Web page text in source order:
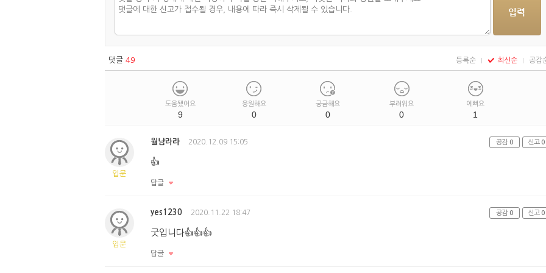
댓글 49 등록순 최신순 공감
도움됐어요
9
응원해요
0
궁금해요
0
부러워요
0
예뻐요
1
입문
월남라라 2020.12.09 15:05
👍
답글
공감 0 신고 0
입문
yes1230 2020.11.22 18:47
굿입니다👍👍👍
답글
공감 0 신고 0